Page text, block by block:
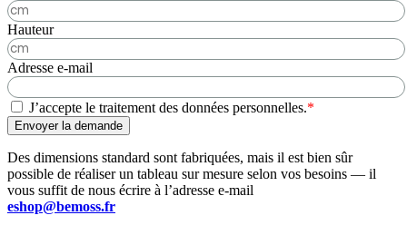
Hauteur
Adresse e-mail
J’accepte le traitement des données personnelles.*
Envoyer la demande
Des dimensions standard sont fabriquées, mais il est bien sûr
possible de réaliser un tableau sur mesure selon vos besoins — il
vous suffit de nous écrire à l’adresse e-mail
eshop@bemoss.fr